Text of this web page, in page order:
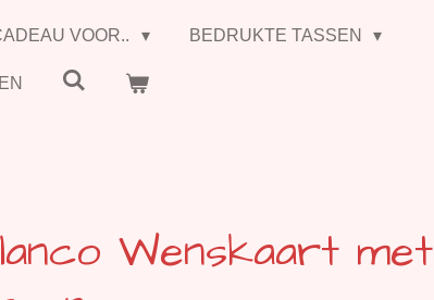
VOOR.. BEDRUKTE TASSEN
Wenskaart met